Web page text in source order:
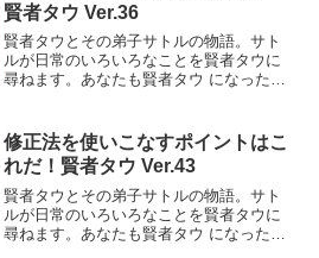
賢者タウ Ver.36
賢者タウとその弟子サトルの物語。サト
ルが日常のいろいろなことを賢者タウに
尋ねます。あなたも賢者タウ になったつ
「断捨離」にはまっていまして、毎日、
大量のモノを捨ててい...
修正法を使いこなすポイントはこ
れだ！賢者タウ Ver.43
賢者タウとその弟子サトルの物語。サト
ルが日常のいろいろなことを賢者タウに
尋ねます。あなたも賢者タウ になったつ